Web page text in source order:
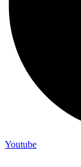
Youtube